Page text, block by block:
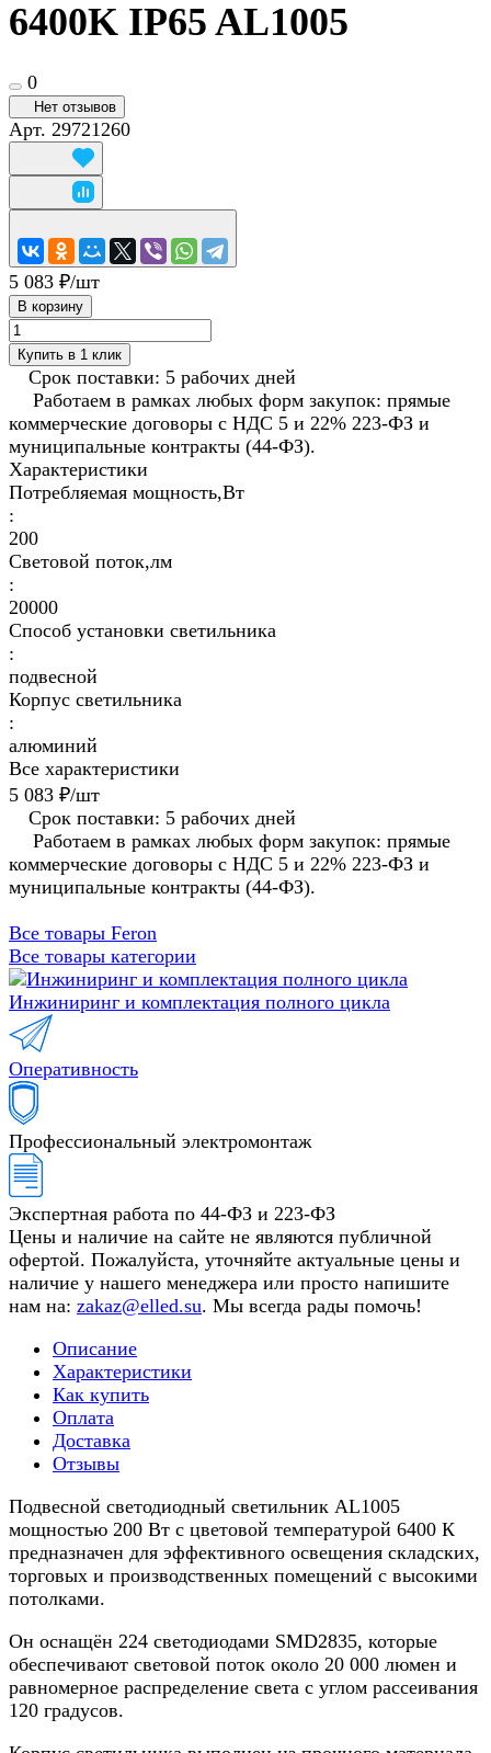
6400K IP65 AL1005
0
Нет отзывов
Арт. 29721260
5 083 ₽/шт
В корзину
Купить в 1 клик
Срок поставки: 5 рабочих дней
Работаем в рамках любых форм закупок: прямые
коммерческие договоры с НДС 5 и 22% 223-ФЗ и
муниципальные контракты (44-ФЗ).
Характеристики
Потребляемая мощность,Вт
:
200
Световой поток,лм
:
20000
Способ установки светильника
:
подвесной
Корпус светильника
:
алюминий
Все характеристики
5 083 ₽/шт
Срок поставки: 5 рабочих дней
Работаем в рамках любых форм закупок: прямые
коммерческие договоры с НДС 5 и 22% 223-ФЗ и
муниципальные контракты (44-ФЗ).
Все товары Feron
Все товары категории
Инжиниринг и комплектация полного цикла
Оперативность
Профессиональный электромонтаж
Экспертная работа по 44-ФЗ и 223-ФЗ
Цены и наличие на сайте не являются публичной
офертой. Пожалуйста, уточняйте актуальные цены и
наличие у нашего менеджера или просто напишите
нам на: zakaz@elled.su. Мы всегда рады помочь!
Описание
Характеристики
Как купить
Оплата
Доставка
Отзывы
Подвесной светодиодный светильник AL1005
мощностью 200 Вт с цветовой температурой 6400 К
предназначен для эффективного освещения складских,
торговых и производственных помещений с высокими
потолками.
Он оснащён 224 светодиодами SMD2835, которые
обеспечивают световой поток около 20 000 люмен и
равномерное распределение света с углом рассеивания
120 градусов.